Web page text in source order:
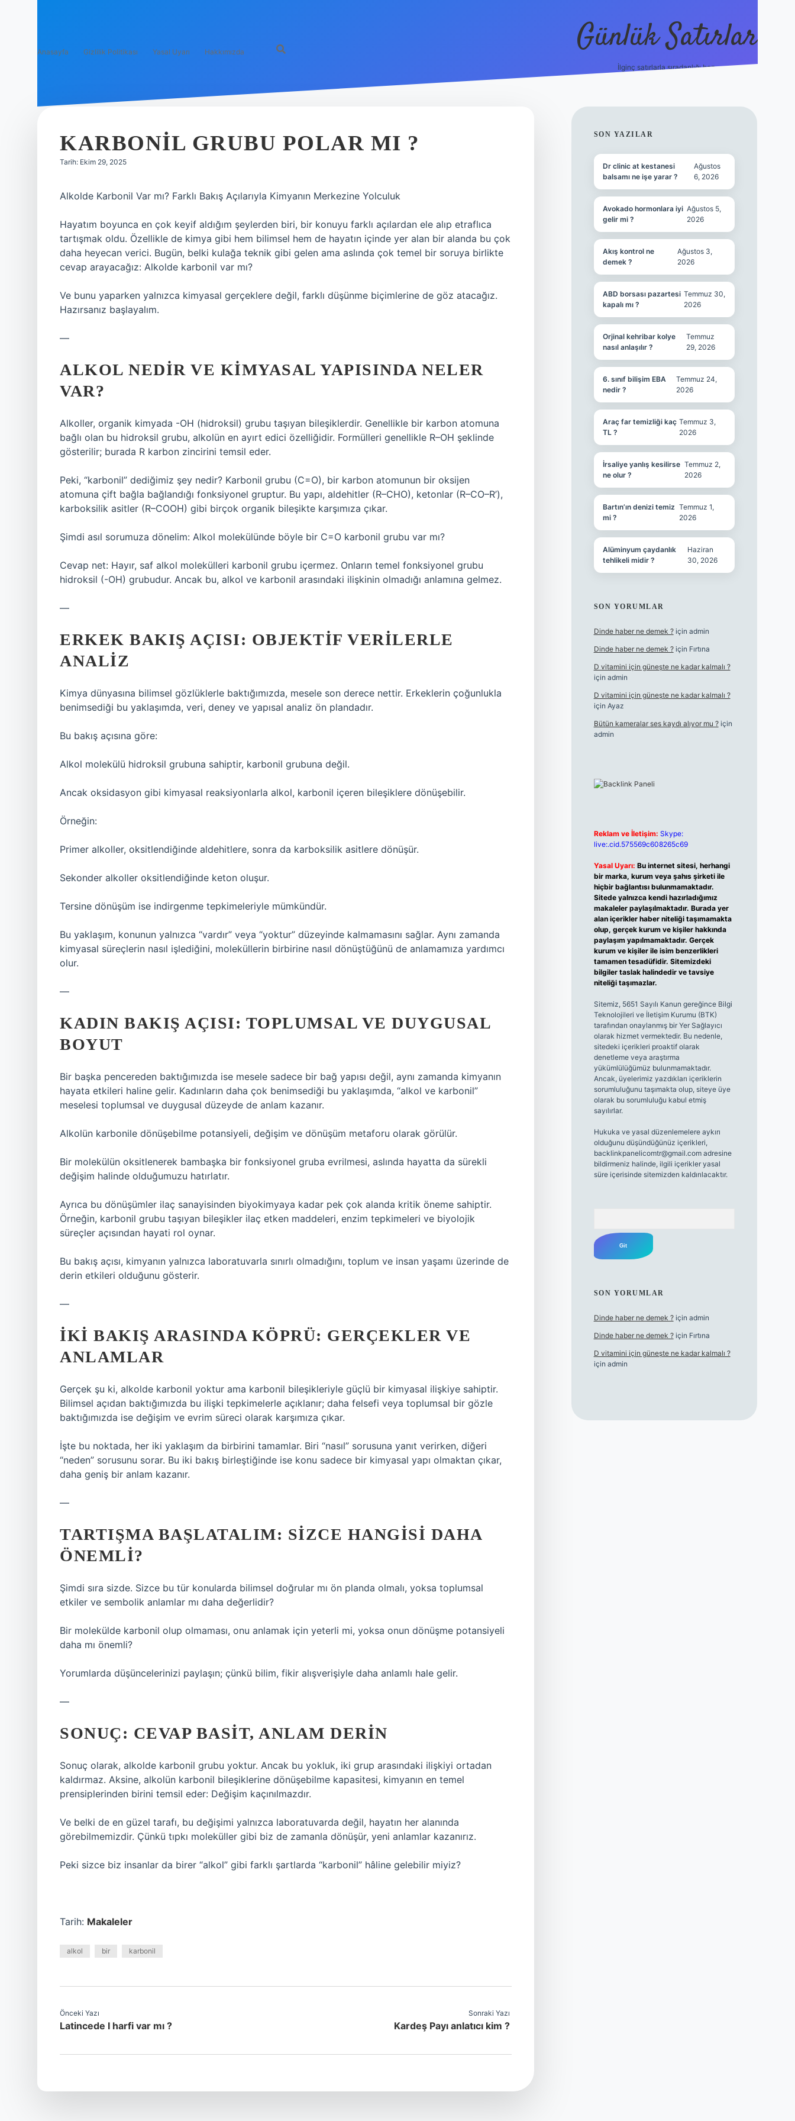
Anasayfa Gizlilik Politikası Yasal Uyarı Hakkımızda Günlük Satırlar
İlginç satırlarla sıradanlığı boz.
KARBONIL GRUBU POLAR MI ?
Tarih: Ekim 29, 2025
Alkolde Karbonil Var mı? Farklı Bakış Açılarıyla Kimyanın Merkezine Yolculuk
Hayatım boyunca en çok keyif aldığım şeylerden biri, bir konuyu farklı açılardan ele alıp etraflıca
tartışmak oldu. Özellikle de kimya gibi hem bilimsel hem de hayatın içinde yer alan bir alanda bu çok
daha heyecan verici. Bugün, belki kulağa teknik gibi gelen ama aslında çok temel bir soruya birlikte
cevap arayacağız: Alkolde karbonil var mı?
Ve bunu yaparken yalnızca kimyasal gerçeklere değil, farklı düşünme biçimlerine de göz atacağız.
Hazırsanız başlayalım.
—
ALKOL NEDIR VE KIMYASAL YAPISINDA NELER
VAR?
Alkoller, organik kimyada -OH (hidroksil) grubu taşıyan bileşiklerdir. Genellikle bir karbon atomuna
bağlı olan bu hidroksil grubu, alkolün en ayırt edici özelliğidir. Formülleri genellikle R–OH şeklinde
gösterilir; burada R karbon zincirini temsil eder.
Peki, “karbonil” dediğimiz şey nedir? Karbonil grubu (C=O), bir karbon atomunun bir oksijen
atomuna çift bağla bağlandığı fonksiyonel gruptur. Bu yapı, aldehitler (R–CHO), ketonlar (R–CO–R’),
karboksilik asitler (R–COOH) gibi birçok organik bileşikte karşımıza çıkar.
Şimdi asıl sorumuza dönelim: Alkol molekülünde böyle bir C=O karbonil grubu var mı?
Cevap net: Hayır, saf alkol molekülleri karbonil grubu içermez. Onların temel fonksiyonel grubu
hidroksil (-OH) grubudur. Ancak bu, alkol ve karbonil arasındaki ilişkinin olmadığı anlamına gelmez.
—
ERKEK BAKIŞ AÇISI: OBJEKTIF VERILERLE
ANALIZ
Kimya dünyasına bilimsel gözlüklerle baktığımızda, mesele son derece nettir. Erkeklerin çoğunlukla
benimsediği bu yaklaşımda, veri, deney ve yapısal analiz ön plandadır.
Bu bakış açısına göre:
Alkol molekülü hidroksil grubuna sahiptir, karbonil grubuna değil.
Ancak oksidasyon gibi kimyasal reaksiyonlarla alkol, karbonil içeren bileşiklere dönüşebilir.
Örneğin:
Primer alkoller, oksitlendiğinde aldehitlere, sonra da karboksilik asitlere dönüşür.
Sekonder alkoller oksitlendiğinde keton oluşur.
Tersine dönüşüm ise indirgenme tepkimeleriyle mümkündür.
Bu yaklaşım, konunun yalnızca “vardır” veya “yoktur” düzeyinde kalmamasını sağlar. Aynı zamanda
kimyasal süreçlerin nasıl işlediğini, moleküllerin birbirine nasıl dönüştüğünü de anlamamıza yardımcı
olur.
—
KADIN BAKIŞ AÇISI: TOPLUMSAL VE DUYGUSAL
BOYUT
Bir başka pencereden baktığımızda ise mesele sadece bir bağ yapısı değil, aynı zamanda kimyanın
hayata etkileri haline gelir. Kadınların daha çok benimsediği bu yaklaşımda, “alkol ve karbonil”
meselesi toplumsal ve duygusal düzeyde de anlam kazanır.
Alkolün karbonile dönüşebilme potansiyeli, değişim ve dönüşüm metaforu olarak görülür.
Bir molekülün oksitlenerek bambaşka bir fonksiyonel gruba evrilmesi, aslında hayatta da sürekli
değişim halinde olduğumuzu hatırlatır.
Ayrıca bu dönüşümler ilaç sanayisinden biyokimyaya kadar pek çok alanda kritik öneme sahiptir.
Örneğin, karbonil grubu taşıyan bileşikler ilaç etken maddeleri, enzim tepkimeleri ve biyolojik
süreçler açısından hayati rol oynar.
Bu bakış açısı, kimyanın yalnızca laboratuvarla sınırlı olmadığını, toplum ve insan yaşamı üzerinde de
derin etkileri olduğunu gösterir.
—
İKI BAKIŞ ARASINDA KÖPRÜ: GERÇEKLER VE
ANLAMLAR
Gerçek şu ki, alkolde karbonil yoktur ama karbonil bileşikleriyle güçlü bir kimyasal ilişkiye sahiptir.
Bilimsel açıdan baktığımızda bu ilişki tepkimelerle açıklanır; daha felsefi veya toplumsal bir gözle
baktığımızda ise değişim ve evrim süreci olarak karşımıza çıkar.
İşte bu noktada, her iki yaklaşım da birbirini tamamlar. Biri “nasıl” sorusuna yanıt verirken, diğeri
“neden” sorusunu sorar. Bu iki bakış birleştiğinde ise konu sadece bir kimyasal yapı olmaktan çıkar,
daha geniş bir anlam kazanır.
—
TARTIŞMA BAŞLATALIM: SIZCE HANGISI DAHA
ÖNEMLI?
Şimdi sıra sizde. Sizce bu tür konularda bilimsel doğrular mı ön planda olmalı, yoksa toplumsal
etkiler ve sembolik anlamlar mı daha değerlidir?
Bir molekülde karbonil olup olmaması, onu anlamak için yeterli mi, yoksa onun dönüşme potansiyeli
daha mı önemli?
Yorumlarda düşüncelerinizi paylaşın; çünkü bilim, fikir alışverişiyle daha anlamlı hale gelir.
—
SONUÇ: CEVAP BASIT, ANLAM DERIN
Sonuç olarak, alkolde karbonil grubu yoktur. Ancak bu yokluk, iki grup arasındaki ilişkiyi ortadan
kaldırmaz. Aksine, alkolün karbonil bileşiklerine dönüşebilme kapasitesi, kimyanın en temel
prensiplerinden birini temsil eder: Değişim kaçınılmazdır.
Ve belki de en güzel tarafı, bu değişimi yalnızca laboratuvarda değil, hayatın her alanında
görebilmemizdir. Çünkü tıpkı moleküller gibi biz de zamanla dönüşür, yeni anlamlar kazanırız.
Peki sizce biz insanlar da birer “alkol” gibi farklı şartlarda “karbonil” hâline gelebilir miyiz?
Tarih: Makaleler
alkol bir karbonil
Önceki Yazı
Latincede I harfi var mı ?
Sonraki Yazı
Kardeş Payı anlatıcı kim ?
SIDEBAR
SON YAZILAR
Dr clinic at kestanesi
balsamı ne işe yarar ?
Ağustos
6, 2026
Avokado hormonlara iyi
gelir mi ?
Ağustos 5,
2026
Akış kontrol ne
demek ?
Ağustos 3,
2026
ABD borsası pazartesi
kapalı mı ?
Temmuz 30,
2026
Orjinal kehribar kolye
nasıl anlaşılır ?
Temmuz
29, 2026
6. sınıf bilişim EBA
nedir ?
Temmuz 24,
2026
Araç far temizliği kaç
TL ?
Temmuz 3,
2026
İrsaliye yanlış kesilirse
ne olur ?
Temmuz 2,
2026
Bartın’ın denizi temiz
mi ?
Temmuz 1,
2026
Alüminyum çaydanlık
tehlikeli midir ?
Haziran
30, 2026
SON YORUMLAR
Dinde haber ne demek ?için admin
Dinde haber ne demek ?için Fırtına
D vitamini için güneşte ne kadar kalmalı ?
için admin
D vitamini için güneşte ne kadar kalmalı ?
için Ayaz
Bütün kameralar ses kaydı alıyor mu ?için
admin
Reklam ve İletişim: Skype:
live:.cid.575569c608265c69
Yasal Uyarı: Bu internet sitesi, herhangi
bir marka, kurum veya şahıs şirketi ile
hiçbir bağlantısı bulunmamaktadır.
Sitede yalnızca kendi hazırladığımız
makaleler paylaşılmaktadır. Burada yer
alan içerikler haber niteliği taşımamakta
olup, gerçek kurum ve kişiler hakkında
paylaşım yapılmamaktadır. Gerçek
kurum ve kişiler ile isim benzerlikleri
tamamen tesadüfidir. Sitemizdeki
bilgiler taslak halindedir ve tavsiye
niteliği taşımazlar.
Sitemiz, 5651 Sayılı Kanun gereğince Bilgi
Teknolojileri ve İletişim Kurumu (BTK)
tarafından onaylanmış bir Yer Sağlayıcı
olarak hizmet vermektedir. Bu nedenle,
sitedeki içerikleri proaktif olarak
denetleme veya araştırma
yükümlülüğümüz bulunmamaktadır.
Ancak, üyelerimiz yazdıkları içeriklerin
sorumluluğunu taşımakta olup, siteye üye
olarak bu sorumluluğu kabul etmiş
sayılırlar.
Hukuka ve yasal düzenlemelere aykırı
olduğunu düşündüğünüz içerikleri,
backlinkpanelicomtr@gmail.comadresine
bildirmeniz halinde, ilgili içerikler yasal
süre içerisinde sitemizden kaldırılacaktır.
SON YORUMLAR
Dinde haber ne demek ?için admin
Dinde haber ne demek ?için Fırtına
D vitamini için güneşte ne kadar kalmalı ?
için admin
betci giriş